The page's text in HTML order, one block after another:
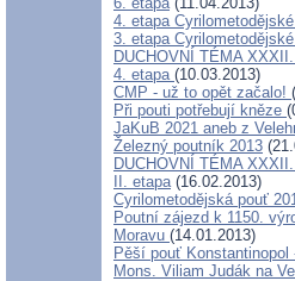
4. etapa
3. etapa
DUCHOVNÍ TÉMA
4. etapa (10.03.2013)
CMP - už to opět začalo!
Při pouti potřebují kněze
JaKuB 2021 aneb z
Železný poutník 2013
DUCHOVNÍ TÉMA
II. etapa(16.02.2013)
Cyrilometodějská pouť
Poutní zájezd k 1150.
Moravu (14.01.2013)
Pěší pouť Konstantinopol
Mons. Viliam Judák na